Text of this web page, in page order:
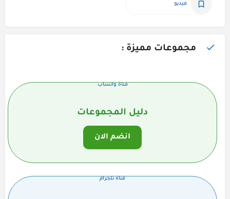
فيديو
مجموعات مميزة :
قناة واتساب
دليل المجموعات
انضم الان
قناة تلجرام